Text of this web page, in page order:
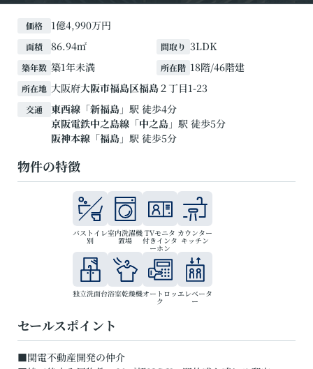
価格 1億4,990万円
面積 86.94㎡ 間取り 3LDK
築年数 築1年未満 所在階 18階/46階建
所在地 大阪府大阪市福島区福島２丁目1-23
交通 東西線 「新福島 」駅 徒歩4分
京阪電鉄中之島線 「中之島 」駅 徒歩5分
阪神本線 「福島 」駅 徒歩5分
物件の特徴
バストイレ
別
室内洗濯機
置場
TVモニタ
付きインタ
ーホン
カウンター
キッチン
独立洗面台浴室乾燥機オートロッ
ク
エレベータ
ー
セールスポイント
■関電不動産開発の仲介